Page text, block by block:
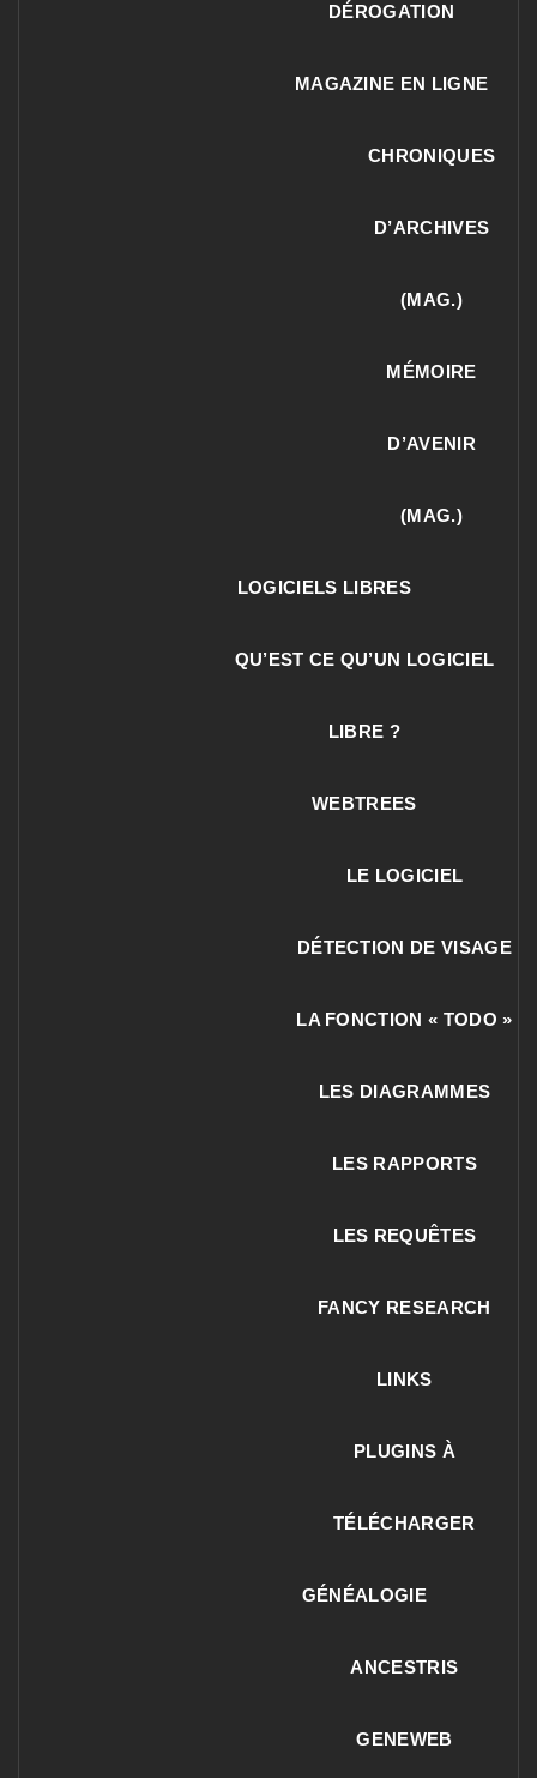
DÉROGATION
MAGAZINE EN LIGNE
CHRONIQUES
D’ARCHIVES
(MAG.)
MÉMOIRE
D’AVENIR
(MAG.)
LOGICIELS LIBRES
QU’EST CE QU’UN LOGICIEL
LIBRE ?
WEBTREES
LE LOGICIEL
DÉTECTION DE VISAGE
LA FONCTION « TODO »
LES DIAGRAMMES
LES RAPPORTS
LES REQUÊTES
FANCY RESEARCH
LINKS
PLUGINS À
TÉLÉCHARGER
GÉNÉALOGIE
ANCESTRIS
GENEWEB